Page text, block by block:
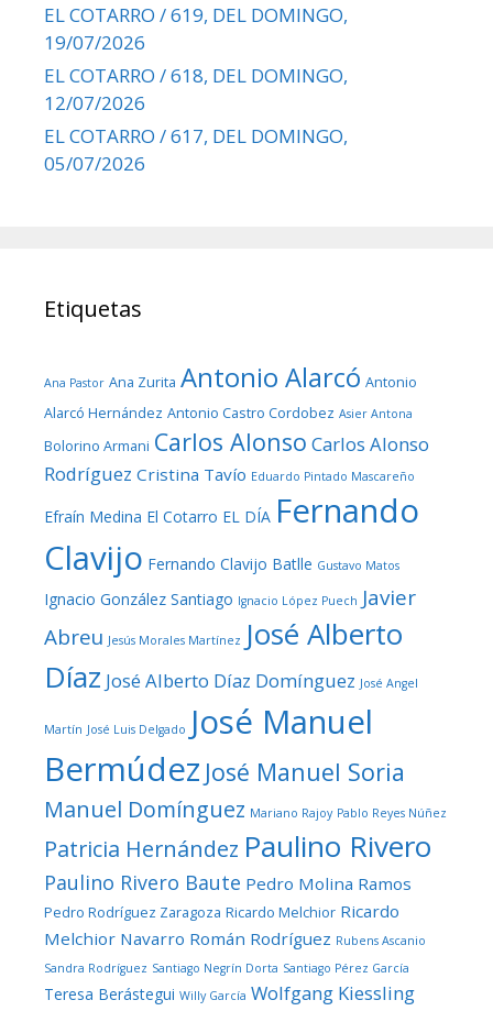
EL COTARRO / 619, DEL DOMINGO,
19/07/2026
EL COTARRO / 618, DEL DOMINGO,
12/07/2026
EL COTARRO / 617, DEL DOMINGO,
05/07/2026
Etiquetas
Ana Pastor Ana Zurita Antonio Alarcó Antonio
Alarcó Hernández Antonio Castro Cordobez Asier Antona
Bolorino Armani Carlos Alonso Carlos Alonso
Rodríguez Cristina Tavío Eduardo Pintado Mascareño
Efraín Medina El Cotarro EL DÍA Fernando
Clavijo Fernando Clavijo Batlle Gustavo Matos
Ignacio González Santiago Ignacio López Puech Javier
Abreu Jesús Morales Martínez José Alberto
Díaz José Alberto Díaz Domínguez José Angel
Martín José Luis Delgado José Manuel
Bermúdez José Manuel Soria
Manuel Domínguez Mariano Rajoy Pablo Reyes Núñez
Patricia Hernández Paulino Rivero
Paulino Rivero Baute Pedro Molina Ramos
Pedro Rodríguez Zaragoza Ricardo Melchior Ricardo
Melchior Navarro Román Rodríguez Rubens Ascanio
Sandra Rodríguez Santiago Negrín Dorta Santiago Pérez García
Teresa Berástegui Willy García Wolfgang Kiessling